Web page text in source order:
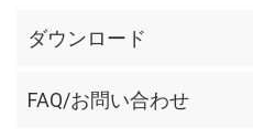
ダウンロード
FAQ/お問い合わせ